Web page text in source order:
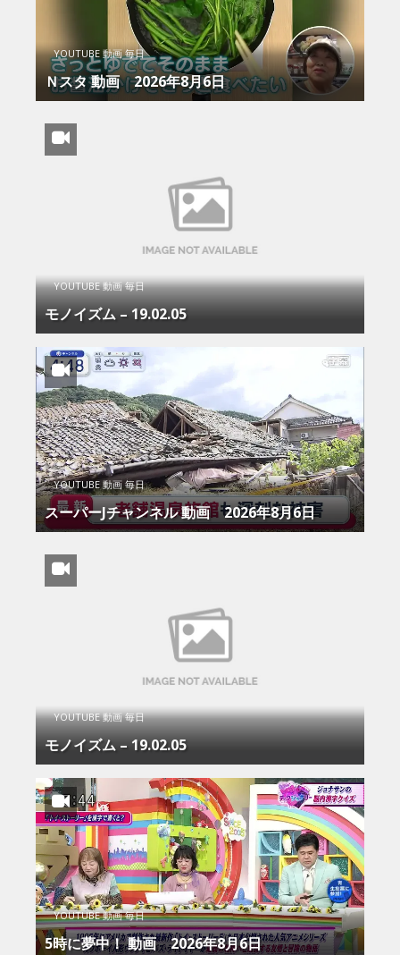
YOUTUBE 動画 毎日
Ｎスタ 動画 2026年8月6日
YOUTUBE 動画 毎日
モノイズム – 19.02.05
YOUTUBE 動画 毎日
スーパーJチャンネル 動画 2026年8月6日
YOUTUBE 動画 毎日
モノイズム – 19.02.05
YOUTUBE 動画 毎日
5時に夢中！ 動画 2026年8月6日